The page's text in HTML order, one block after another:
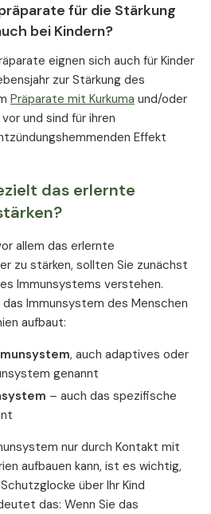
für die Stärkung
bei Kindern?
eignen sich auch für Kinder
zur Stärkung des
Präparate mit Kurkuma und/oder
und sind für ihren
Effekt
das erlernte
allem das erlernte
zu stärken, sollten Sie zunächst
Immunsystems verstehen.
Immunsystem des Menschen
aufbaut:
, auch adaptives oder
genannt
– auch das spezifische
nur durch Kontakt mit
aufbauen kann, ist es wichtig,
über Ihr Kind
das: Wenn Sie das